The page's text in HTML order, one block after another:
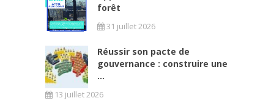
forêt
31 juillet 2026
Réussir son pacte de
gouvernance : construire une
...
13 juillet 2026